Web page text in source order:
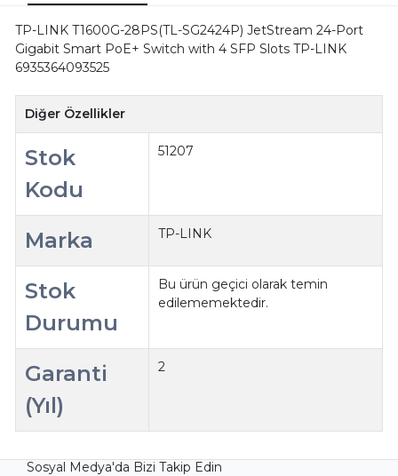
TP-LINK T1600G-28PS(TL-SG2424P) JetStream 24-Port
Gigabit Smart PoE+ Switch with 4 SFP Slots TP-LINK
6935364093525
Diğer Özellikler
Stok
Kodu
51207
Marka TP-LINK
Stok
Durumu
Bu ürün geçici olarak temin
edilememektedir.
Garanti
(Yıl)
2
Sosyal Medya'da Bizi Takip Edin